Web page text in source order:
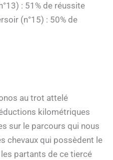
: 51% de réussite
(n°15) : 50% de
au trot attelé
kilométriques
sur le parcours qui nous
chevaux qui possèdent le
partants de ce tiercé